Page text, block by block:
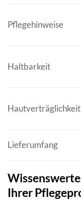
Pflegehinweise
Haltbarkeit
Hautverträglichkeit
Lieferumfang
Ihrer